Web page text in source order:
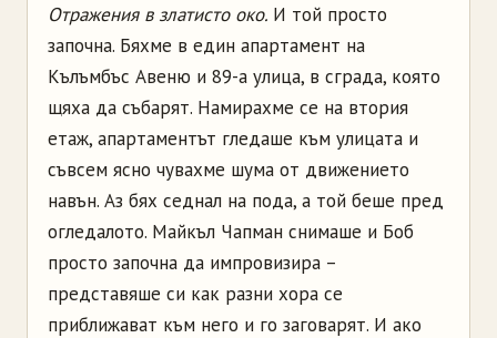
Отражения в златисто око. И той просто
започна. Бяхме в един апартамент на
Кълъмбъс Авеню и 89-а улица, в сграда, която
щяха да събарят. Намирахме се на втория
етаж, апартаментът гледаше към улицата и
съвсем ясно чувахме шума от движението
навън. Аз бях седнал на пода, а той беше пред
огледалото. Майкъл Чапман снимаше и Боб
просто започна да импровизира –
представяше си как разни хора се
приближават към него и го заговарят. И ако